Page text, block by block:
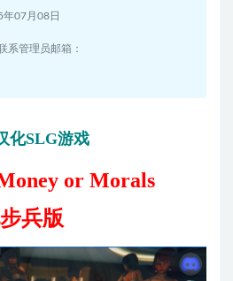
年07月08日
系管理员邮箱：
化SLG游戏
or Morals
兵版